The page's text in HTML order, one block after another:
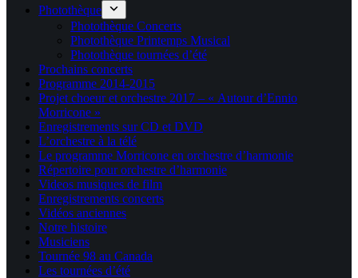
Photothèque
Photothèque Concerts
Photothèque Printemps Musical
Photothèque tournées d’été
Prochains concerts
Programme 2014-2015
Projet choeur et orchestre 2017 – « Autour d’Ennio
Morricone »
Enregistrements sur CD et DVD
L’orchestre à la télé
Le programme Morricone en orchestre d’harmonie
Répertoire pour orchestre d’harmonie
Videos musiques de film
Enregistrements concerts
Vidéos anciennes
Notre histoire
Musiciens
Tournée 98 au Canada
Les tournées d’été